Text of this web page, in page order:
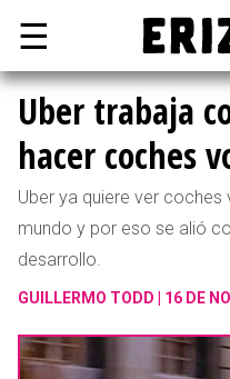
☰
Uber trabaja
hacer coches
Uber ya quiere ver
mundo y por eso se alió
desarrollo.
GUILLERMO TODD 16 DE